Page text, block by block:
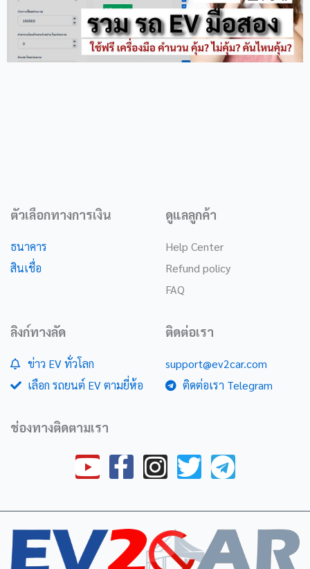
ตัวเลือกทางการเงิน
ธนาคาร
สินเชื่อ
ดูแลลูกค้า
Help Center
Refund policy
FAQ
ลิงก์ทางลัด
ข่าว EV ทั่วโลก
เลือก รถยนต์ EV ตามยี่ห้อ
ติดต่อเรา
support@ev2car.com
ติดต่อเรา Telegram
ช่องทางติดตามเรา
Y
u
t
F
c
e
I
s
t
T
i
t
T
l
e